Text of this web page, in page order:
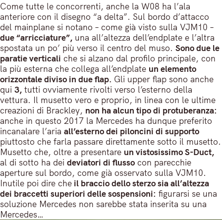
Come tutte le concorrenti, anche la W08 ha l’ala
anteriore con il disegno “a delta”. Sul bordo d’attacco
del mainplane si notano – come già visto sulla VJM10 –
due “arricciature”, una all’altezza dell’endplate e l’altra
spostata un po’ più verso il centro del muso. Sono due le
paratie verticali che si alzano dal profilo principale, con
la più esterna che collega all’endplate un elemento
orizzontale diviso in due flap. Gli upper flap sono anche
qui 3, tutti ovviamente rivolti verso l’esterno della
vettura. Il musetto vero e proprio, in linea con le ultime
creazioni di Brackley, non ha alcun tipo di protuberanza:
anche in questo 2017 la Mercedes ha dunque preferito
incanalare l’aria all’esterno dei piloncini di supporto
piuttosto che farla passare direttamente sotto il musetto.
Musetto che, oltre a presentare un vistosissimo S-Duct,
al di sotto ha dei deviatori di flusso con parecchie
aperture sul bordo, come già osservato sulla VJM10.
Inutile poi dire che il braccio dello sterzo sia all’altezza
dei braccetti superiori delle sospensioni: figurarsi se una
soluzione Mercedes non sarebbe stata inserita su una
Mercedes…